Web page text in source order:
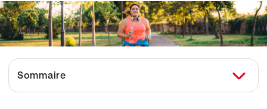
Sommaire